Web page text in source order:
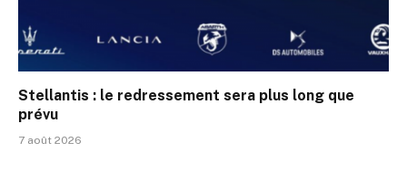
Stellantis : le redressement sera plus long que
prévu
7 août 2026